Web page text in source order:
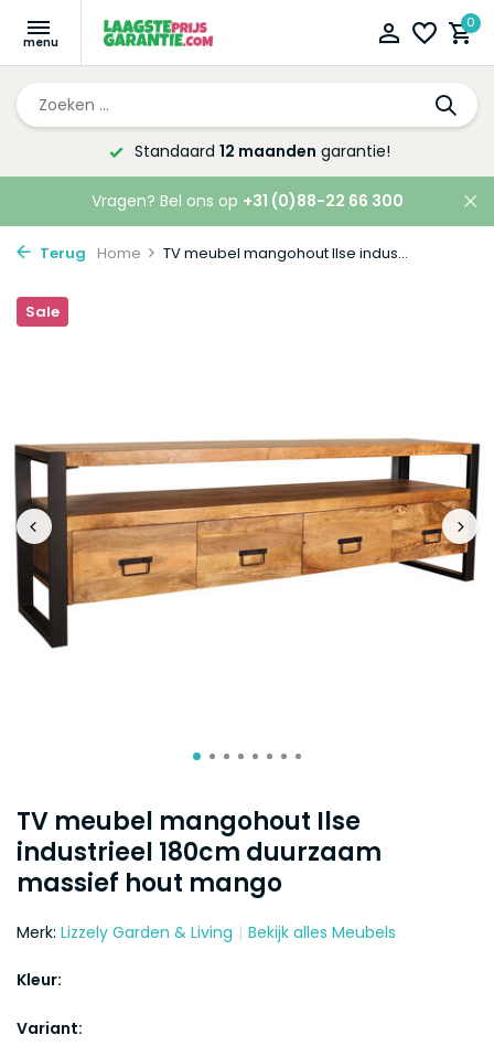
0
Standaard 12 maanden garantie!
Vragen? Bel ons op +31 (0)88-22 66 300
Terug Home TV meubel mangohout Ilse indus...
TV meubel mangohout Ilse
industrieel 180cm duurzaam
massief hout mango
Sale
Merk: Lizzely Garden & Living Bekijk alles Meubels
Kleur:
Variant: